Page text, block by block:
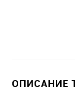
ОПИСАНИЕ